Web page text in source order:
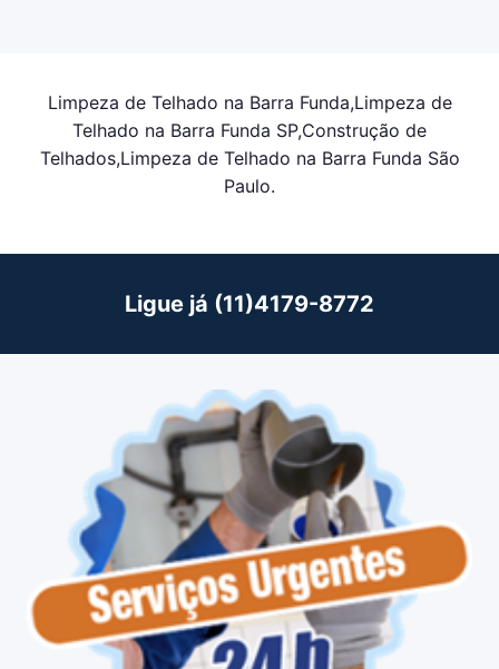
Limpeza de Telhado na Barra Funda,Limpeza de
Telhado na Barra Funda SP,Construção de
Telhados,Limpeza de Telhado na Barra Funda São
Paulo.
Ligue já (11)4179-8772